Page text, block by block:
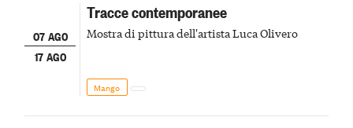
07 AGO
17 AGO
Tracce contemporanee
Mostra di pittura dell'artista Luca Olivero
Mango